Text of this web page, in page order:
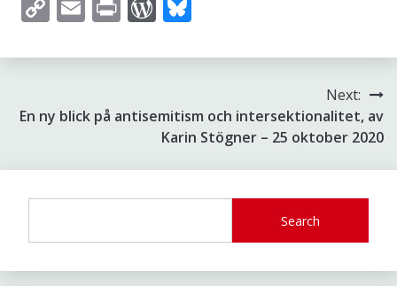
Next:
En ny blick på antisemitism och intersektionalitet, av
Karin Stögner – 25 oktober 2020
Search